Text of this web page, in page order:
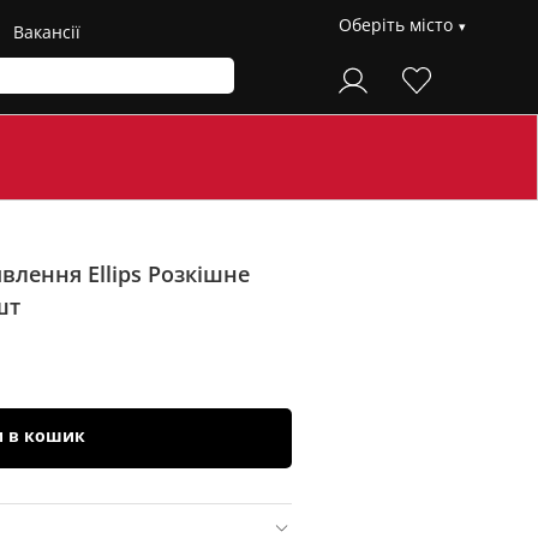
Вакансії Оберіть місто
Ellips Розкішне
в кошик